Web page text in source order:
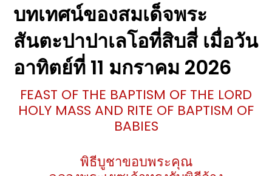
บทเทศน์ของสมเด็จพระ
สันตะปาปาเลโอที่สิบสี่ เมื่อวัน
อาทิตย์ที่ 11 มกราคม 2026
FEAST OF THE BAPTISM OF THE LORD
HOLY MASS AND RITE OF BAPTISM OF
BABIES
พิธีบูชาขอบพระคุณ